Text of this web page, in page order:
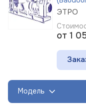
ЭТРО
от 1
Модель